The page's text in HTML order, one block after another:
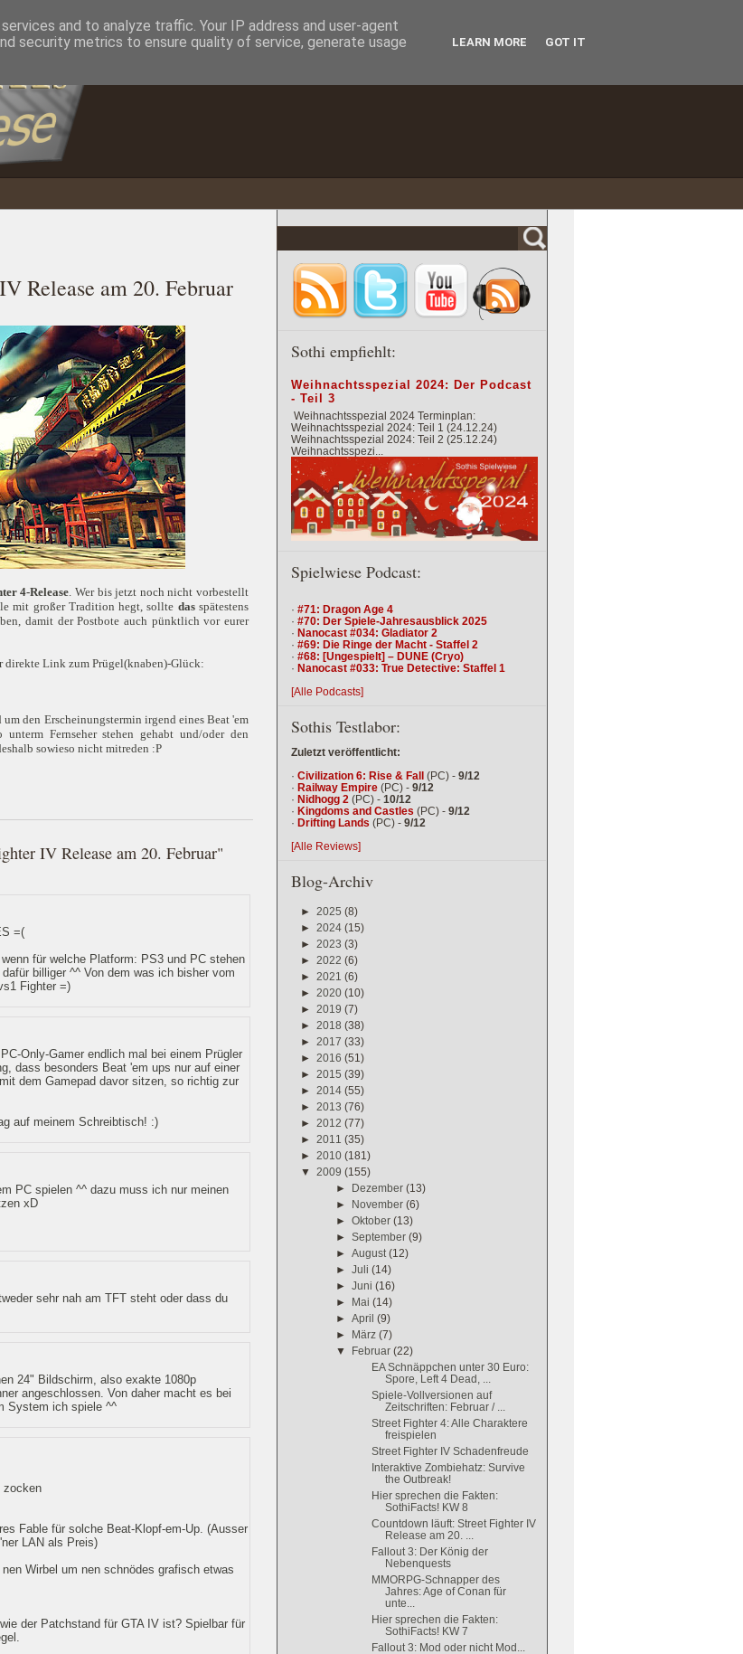
Release am 20. Februar
4-Release. Wer bis jetzt noch nicht vorbestellt
mit großer Tradition hegt, sollte dasspätestens
damit der Postbote auch pünktlich vor eurer
direkte Link zum Prügel(knaben)-Glück:
den Erscheinungstermin irgend eines Beat 'em
Fernseher stehen gehabt und/oder den
sowieso nicht mitreden :P
IV Release am 20. Februar"
=(
für welche Platform: PS3 und PC stehen
billiger ^^ Von dem was ich bisher vom
Fighter =)
Only-Gamer endlich mal bei einem Prügler
dass besonders Beat 'em ups nur auf einer
dem Gamepad davor sitzen, so richtig zur
auf meinem Schreibtisch! :)
PC spielen ^^ dazu muss ich nur meinen
xD
sehr nah am TFT steht oder dass du
24" Bildschirm, also exakte 1080p
angeschlossen. Von daher macht es bei
System ich spiele ^^
zocken
Fable für solche Beat-Klopf-em-Up. (Ausser
LAN als Preis)
Wirbel um nen schnödes grafisch etwas
der Patchstand für GTA IV ist? Spielbar für
Sothi empfiehlt:
Weihnachtsspezial 2024: Der Podcast
- Teil 3
Weihnachtsspezial 2024 Terminplan:
Weihnachtsspezial 2024: Teil 1 (24.12.24)
Weihnachtsspezial 2024: Teil 2 (25.12.24)
Weihnachtsspezi...
Spielwiese Podcast:
· #71: Dragon Age 4
· #70: Der Spiele-Jahresausblick 2025
· Nanocast #034: Gladiator 2
· #69: Die Ringe der Macht - Staffel 2
· #68: [Ungespielt] – DUNE (Cryo)
· Nanocast #033: True Detective: Staffel 1
[Alle Podcasts]
Sothis Testlabor:
Zuletzt veröffentlicht:
· Civilization 6: Rise & Fall (PC) - 9/12
· Railway Empire (PC) - 9/12
· Nidhogg 2 (PC) - 10/12
· Kingdoms and Castles (PC) - 9/12
· Drifting Lands (PC) - 9/12
[Alle Reviews]
Blog-Archiv
► 2025 (8)
► 2024 (15)
► 2023 (3)
► 2022 (6)
► 2021 (6)
► 2020 (10)
► 2019 (7)
► 2018 (38)
► 2017 (33)
► 2016 (51)
► 2015 (39)
► 2014 (55)
► 2013 (76)
► 2012 (77)
► 2011 (35)
► 2010 (181)
▼ 2009 (155)
► Dezember(13)
► November(6)
►Oktober(13)
► September(9)
► August(12)
►
Juli(14)
►
Juni(16)
► Mai(14)
► April(9)
► März(7)
▼ Februar(22)
EA Schnäppchen unter 30 Euro:
Spore, Left 4 Dead, ...
Spiele-Vollversionen auf
Zeitschriften: Februar / ...
Street Fighter 4: Alle Charaktere
freispielen
Street Fighter IV Schadenfreude
Interaktive Zombiehatz: Survive
the Outbreak!
Hier sprechen die Fakten:
SothiFacts! KW 8
Countdown läuft: Street Fighter IV
Release am 20. ...
Fallout 3: Der König der
Nebenquests
MMORPG-Schnapper des
Jahres: Age of Conan für
unte...
Hier sprechen die Fakten:
SothiFacts! KW 7
Fallout 3: Mod oder nicht Mod...
and to analyze traffic. Your IP address and user-agent
security metrics to ensure quality of service, generate usage
LEARN MORE GOT IT